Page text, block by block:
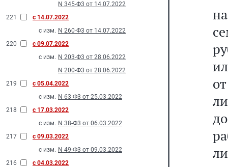
N 345-Ф3 от 14.07.2022
221
с 14.07.2022
с изм. N 260-Ф3 от 14.07.2022
220
с 09.07.2022
с изм. N 203-Ф3 от 28.06.2022
N 200-Ф3 от 28.06.2022
219
с 05.04.2022
с изм. N 63-Ф3 от 25.03.2022
218
с 17.03.2022
с изм. N 38-Ф3 от 06.03.2022
217
с 09.03.2022
с изм. N 49-Ф3 от 09.03.2022
216
с 04.03.2022